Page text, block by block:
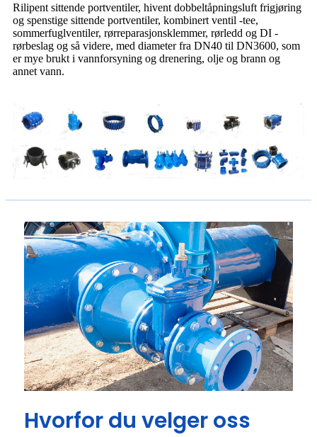
Rilipent sittende portventiler, hivent dobbeltåpningsluft frigjøring
og spenstige sittende portventiler, kombinert ventil -tee,
sommerfuglventiler, rørreparasjonsklemmer, rørledd og DI -
rørbeslag og så videre, med diameter fra DN40 til DN3600, som
er mye brukt i vannforsyning og drenering, olje og brann og
annet vann.
Hvorfor du velger oss